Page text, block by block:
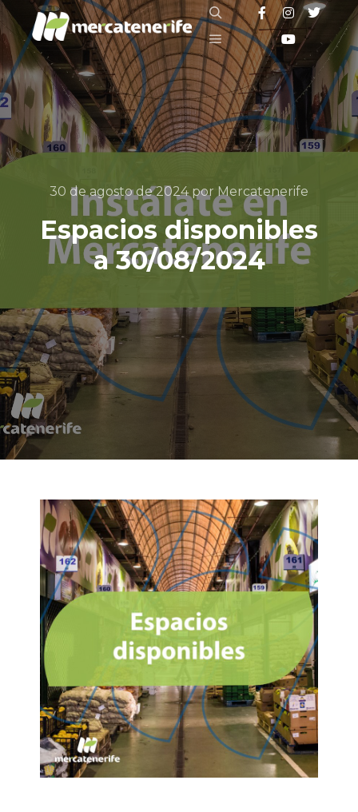
30 de agosto de 2024por Mercatenerife
Espacios disponibles
a 30/08/2024